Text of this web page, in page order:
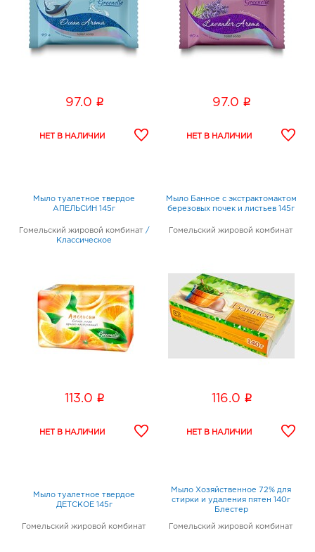
97.0 i 97.0 i
Мыло туалетное твердое
АПЕЛЬСИН 145г
Гомельский жировой комбинат /
Классическое
113.0 i
Мыло Банное с экстрактомактом
березовых почек и листьев 145г
Гомельский жировой комбинат
116.0 i
Мыло туалетное твердое
ДЕТСКОЕ 145г
Гомельский жировой комбинат
Мыло Хозяйственное 72% для
стирки и удаления пятен 140г
Блестер
Гомельский жировой комбинат